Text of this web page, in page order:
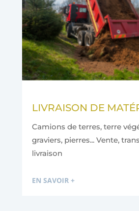
LIVRAISON DE
Camions de terres, terre
graviers, pierres... Vente,
livraison
EN SAVOIR +